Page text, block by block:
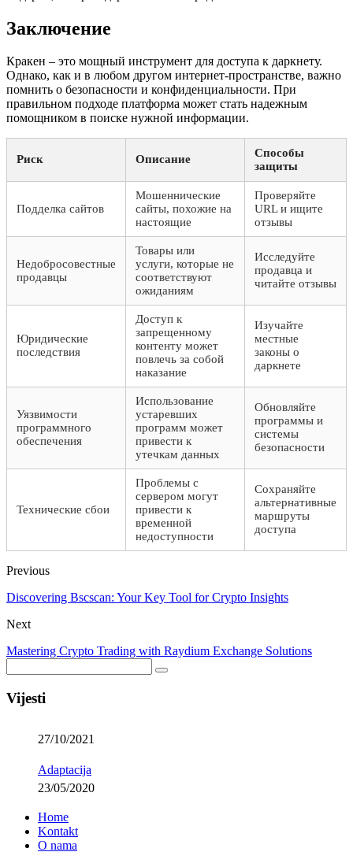
Заключение
Кракен – это мощный инструмент для доступа к даркнету.
Однако, как и в любом другом интернет-пространстве, важно
помнить о безопасности и конфиденциальности. При
правильном подходе платформа может стать надежным
помощником в поиске нужной информации.
Риск Описание
Способы
защиты
Подделка сайтов
Мошеннические
сайты, похожие на
настоящие
Проверяйте
URL и ищите
отзывы
Недобросовестные
продавцы
Товары или
услуги, которые не
соответствуют
ожиданиям
Исследуйте
продавца и
читайте отзывы
Юридические
последствия
Доступ к
запрещенному
контенту может
повлечь за собой
наказание
Изучайте
местные
законы о
даркнете
Уязвимости
программного
обеспечения
Использование
устаревших
программ может
привести к
утечкам данных
Обновляйте
программы и
системы
безопасности
Технические сбои
Проблемы с
сервером могут
привести к
временной
недоступности
Сохраняйте
альтернативные
маршруты
доступа
Previous
Discovering Bscscan: Your Key Tool for Crypto Insights
Next
Mastering Crypto Trading with Raydium Exchange Solutions
Vijesti
27/10/2021
Adaptacija
23/05/2020
Home
Kontakt
O nama